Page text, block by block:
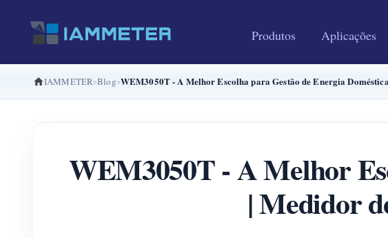
Produtos Aplicações
IAMMETER Blog WEM3050T - A Melhor Escolha para Gestão de Energia
WEM3050T - A Melhor
| Medidor